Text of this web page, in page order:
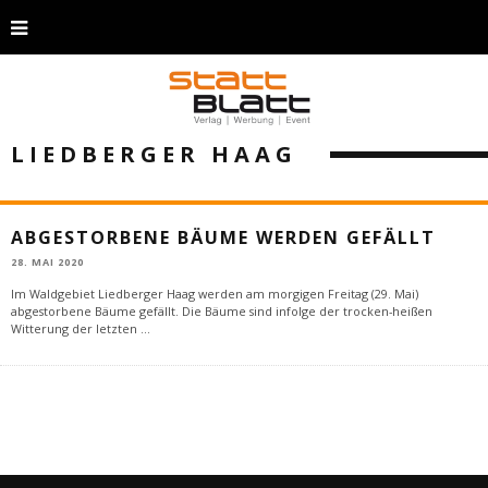
LIEDBERGER HAAG
ABGESTORBENE BÄUME WERDEN GEFÄLLT
28. MAI 2020
Im Waldgebiet Liedberger Haag werden am morgigen Freitag (29. Mai)
abgestorbene Bäume gefällt. Die Bäume sind infolge der trocken-heißen
Witterung der letzten ...